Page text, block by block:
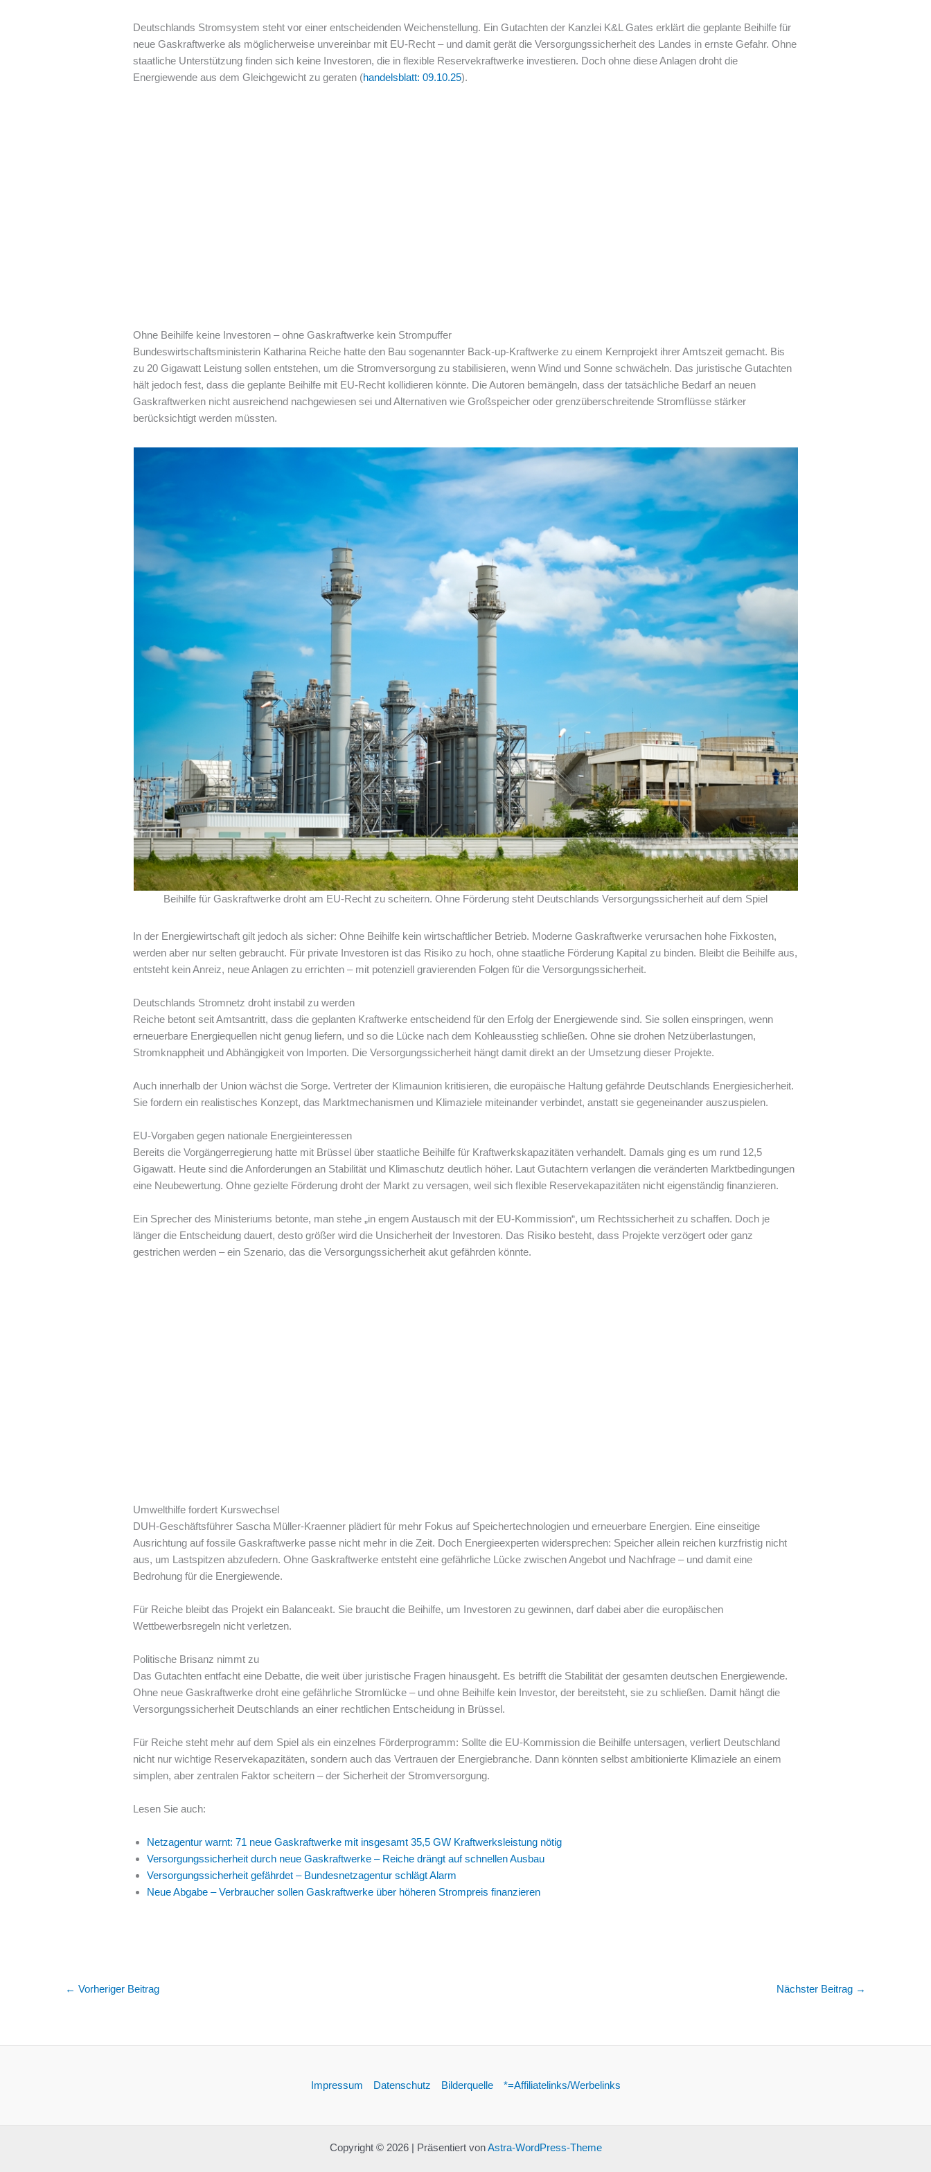
Deutschlands Stromsystem steht vor einer entscheidenden Weichenstellung. Ein Gutachten der Kanzlei K&L Gates erklärt die geplante Beihilfe für
neue Gaskraftwerke als möglicherweise unvereinbar mit EU-Recht – und damit gerät die Versorgungssicherheit des Landes in ernste Gefahr. Ohne
staatliche Unterstützung finden sich keine Investoren, die in flexible Reservekraftwerke investieren. Doch ohne diese Anlagen droht die
Energiewende aus dem Gleichgewicht zu geraten (handelsblatt: 09.10.25).
Ohne Beihilfe keine Investoren – ohne Gaskraftwerke kein Strompuffer
Bundeswirtschaftsministerin Katharina Reiche hatte den Bau sogenannter Back-up-Kraftwerke zu einem Kernprojekt ihrer Amtszeit gemacht. Bis
zu 20 Gigawatt Leistung sollen entstehen, um die Stromversorgung zu stabilisieren, wenn Wind und Sonne schwächeln. Das juristische Gutachten
hält jedoch fest, dass die geplante Beihilfe mit EU-Recht kollidieren könnte. Die Autoren bemängeln, dass der tatsächliche Bedarf an neuen
Gaskraftwerken nicht ausreichend nachgewiesen sei und Alternativen wie Großspeicher oder grenzüberschreitende Stromflüsse stärker
berücksichtigt werden müssten.
Beihilfe für Gaskraftwerke droht am EU-Recht zu scheitern. Ohne Förderung steht Deutschlands Versorgungssicherheit auf dem Spiel
In der Energiewirtschaft gilt jedoch als sicher: Ohne Beihilfe kein wirtschaftlicher Betrieb. Moderne Gaskraftwerke verursachen hohe Fixkosten,
werden aber nur selten gebraucht. Für private Investoren ist das Risiko zu hoch, ohne staatliche Förderung Kapital zu binden. Bleibt die Beihilfe aus,
entsteht kein Anreiz, neue Anlagen zu errichten – mit potenziell gravierenden Folgen für die Versorgungssicherheit.
Deutschlands Stromnetz droht instabil zu werden
Reiche betont seit Amtsantritt, dass die geplanten Kraftwerke entscheidend für den Erfolg der Energiewende sind. Sie sollen einspringen, wenn
erneuerbare Energiequellen nicht genug liefern, und so die Lücke nach dem Kohleausstieg schließen. Ohne sie drohen Netzüberlastungen,
Stromknappheit und Abhängigkeit von Importen. Die Versorgungssicherheit hängt damit direkt an der Umsetzung dieser Projekte.
Auch innerhalb der Union wächst die Sorge. Vertreter der Klimaunion kritisieren, die europäische Haltung gefährde Deutschlands Energiesicherheit.
Sie fordern ein realistisches Konzept, das Marktmechanismen und Klimaziele miteinander verbindet, anstatt sie gegeneinander auszuspielen.
EU-Vorgaben gegen nationale Energieinteressen
Bereits die Vorgängerregierung hatte mit Brüssel über staatliche Beihilfe für Kraftwerkskapazitäten verhandelt. Damals ging es um rund 12,5
Gigawatt. Heute sind die Anforderungen an Stabilität und Klimaschutz deutlich höher. Laut Gutachtern verlangen die veränderten Marktbedingungen
eine Neubewertung. Ohne gezielte Förderung droht der Markt zu versagen, weil sich flexible Reservekapazitäten nicht eigenständig finanzieren.
Ein Sprecher des Ministeriums betonte, man stehe „in engem Austausch mit der EU-Kommission“, um Rechtssicherheit zu schaffen. Doch je
länger die Entscheidung dauert, desto größer wird die Unsicherheit der Investoren. Das Risiko besteht, dass Projekte verzögert oder ganz
gestrichen werden – ein Szenario, das die Versorgungssicherheit akut gefährden könnte.
Umwelthilfe fordert Kurswechsel
DUH-Geschäftsführer Sascha Müller-Kraenner plädiert für mehr Fokus auf Speichertechnologien und erneuerbare Energien. Eine einseitige
Ausrichtung auf fossile Gaskraftwerke passe nicht mehr in die Zeit. Doch Energieexperten widersprechen: Speicher allein reichen kurzfristig nicht
aus, um Lastspitzen abzufedern. Ohne Gaskraftwerke entsteht eine gefährliche Lücke zwischen Angebot und Nachfrage – und damit eine
Bedrohung für die Energiewende.
Für Reiche bleibt das Projekt ein Balanceakt. Sie braucht die Beihilfe, um Investoren zu gewinnen, darf dabei aber die europäischen
Wettbewerbsregeln nicht verletzen.
Politische Brisanz nimmt zu
Das Gutachten entfacht eine Debatte, die weit über juristische Fragen hinausgeht. Es betrifft die Stabilität der gesamten deutschen Energiewende.
Ohne neue Gaskraftwerke droht eine gefährliche Stromlücke – und ohne Beihilfe kein Investor, der bereitsteht, sie zu schließen. Damit hängt die
Versorgungssicherheit Deutschlands an einer rechtlichen Entscheidung in Brüssel.
Für Reiche steht mehr auf dem Spiel als ein einzelnes Förderprogramm: Sollte die EU-Kommission die Beihilfe untersagen, verliert Deutschland
nicht nur wichtige Reservekapazitäten, sondern auch das Vertrauen der Energiebranche. Dann könnten selbst ambitionierte Klimaziele an einem
simplen, aber zentralen Faktor scheitern – der Sicherheit der Stromversorgung.
Lesen Sie auch:
Netzagentur warnt: 71 neue Gaskraftwerke mit insgesamt 35,5 GW Kraftwerksleistung nötig
Versorgungssicherheit durch neue Gaskraftwerke – Reiche drängt auf schnellen Ausbau
Versorgungssicherheit gefährdet – Bundesnetzagentur schlägt Alarm
Neue Abgabe – Verbraucher sollen Gaskraftwerke über höheren Strompreis finanzieren
← Vorheriger Beitrag Nächster Beitrag →
Impressum Datenschutz Bilderquelle *=Affiliatelinks/Werbelinks
Copyright © 2026 | Präsentiert vonAstra-WordPress-Theme